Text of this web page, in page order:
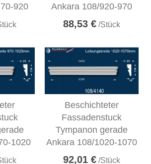
920
Ankara 108/920-970
88,53 € /Stück
1020
Beschichteter
Fassadenstuck
Tympanon gerade
Ankara 108/1020-1070
92,01 € /Stück